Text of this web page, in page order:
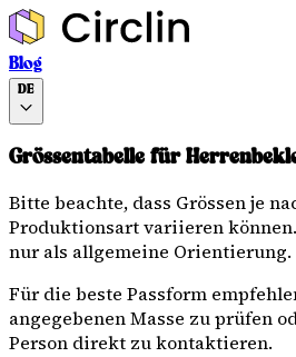
Blog
DE
Grössentabelle für
Bitte beachte, dass Grössen je
Produktionsart variieren
nur als allgemeine Orientierung.
Für die beste Passform
angegebenen Masse zu prüfen
Person direkt zu kontaktieren.